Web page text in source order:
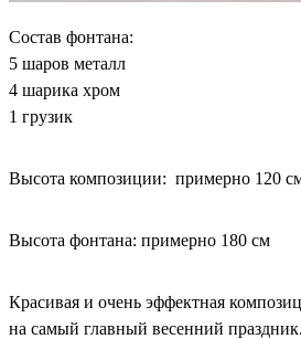
Состав фонтана:
5 шаров металл
4 шарика хром
1 грузик
Высота композиции: примерно 120
Высота фонтана: примерно 180 см
Красивая и очень эффектная
на самый главный весенний праздник.